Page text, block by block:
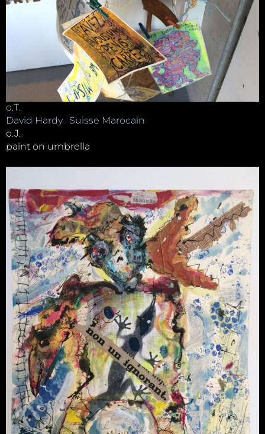
o.T.
David Hardy . Suisse Marocain
o.J.
paint on umbrella